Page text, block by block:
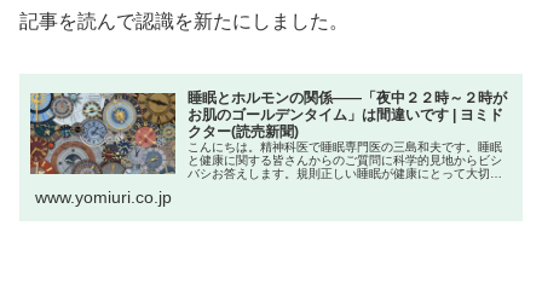
記事を読んで認識を新たにしました。
睡眠とホルモンの関係――「夜中２２時～２時が
お肌のゴールデンタイム」は間違いです | ヨミド
クター(読売新聞)
こんにちは。精神科医で睡眠専門医の三島和夫です。睡眠
と健康に関する皆さんからのご質問に科学的見地からビシ
バシお答えします。規則正しい睡眠が健康にとって大切な
www.yomiuri.co.jp